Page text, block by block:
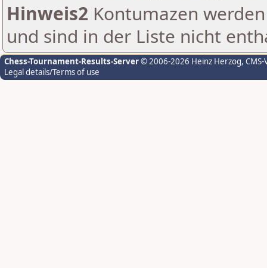
Hinweis2 Kontumazen
und sind in der Liste nicht
Chess-Tournament-Results-Server© 2006-2026 Heinz Herzog,
Legal details/Terms of use